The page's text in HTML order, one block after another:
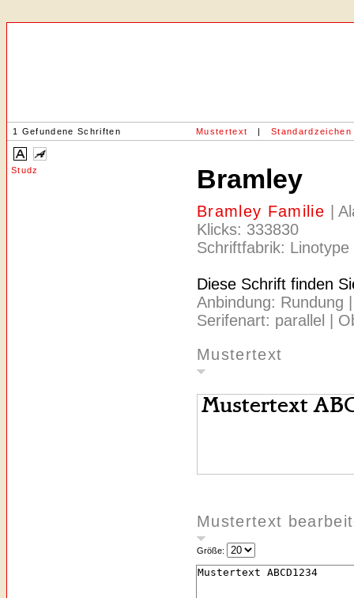
1 Gefundene Schriften Mustertext | Standardzeichen
Studz Bramley
Bramley Familie
|
Klicks: 333830
Schriftfabrik: Linotype
Diese Schrift finden
Anbindung: Rundung
Serifenart: parallel |
Mustertext
Mustertext
Größe: